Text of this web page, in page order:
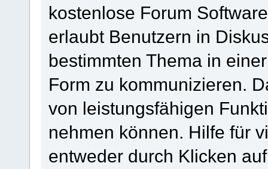
kostenlose Forum
erlaubt Benutzern in
bestimmten Thema in
Form zu kommunizieren.
von leistungsfähigen
nehmen können. Hilfe für
entweder durch Klicken